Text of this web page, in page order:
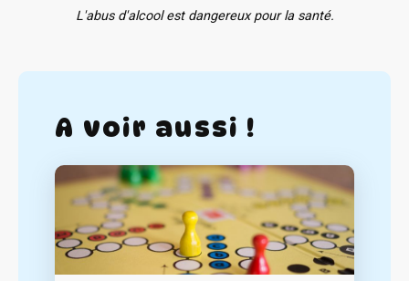
L'abus d'alcool est dangereux pour la santé.
A voir aussi !